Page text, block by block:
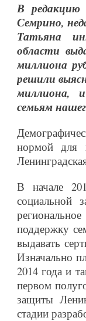
В редакцию
Семрино,
Татьяна
области
миллиона
решили
миллиона,
семьям
нормой для
В начале
социальной
поддержку
выдавать
Изначально
2014 года и
первом
защиты
стадии